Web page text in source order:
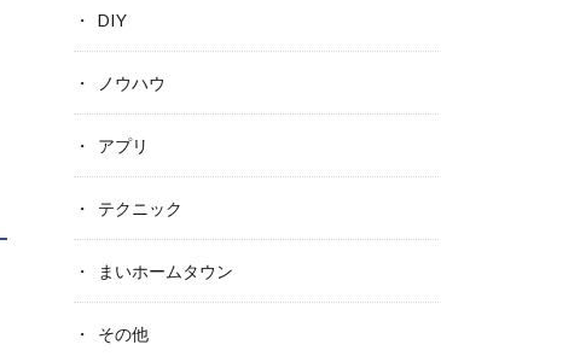
DIY
ノウハウ
アプリ
テクニック
まいホームタウン
その他